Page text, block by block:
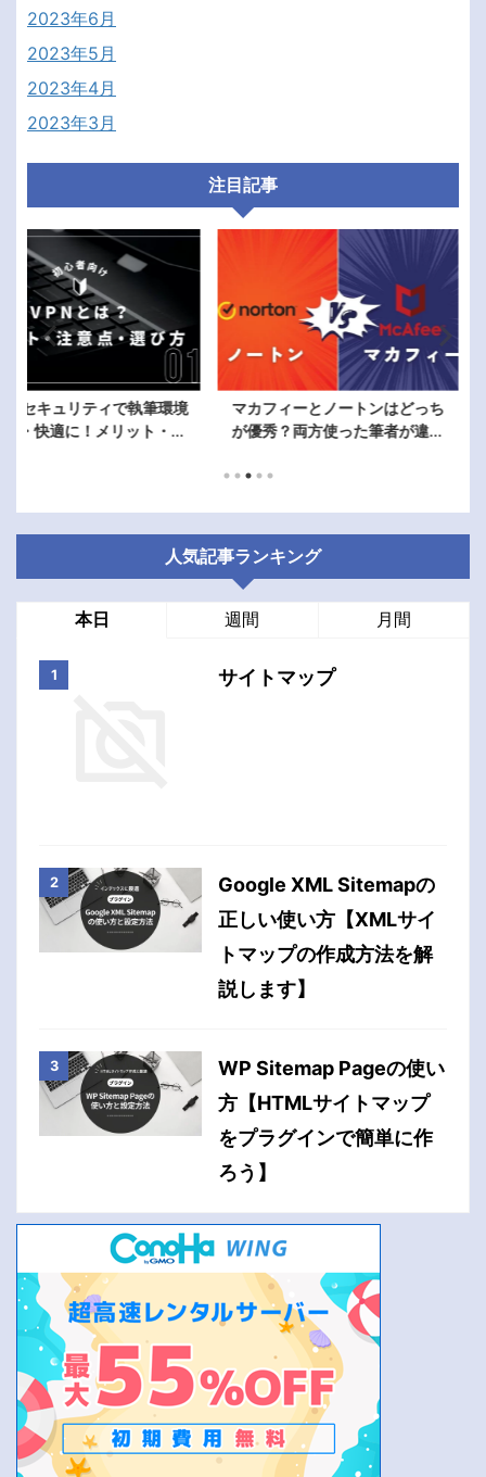
2023年6月
2023年5月
2023年4月
2023年3月
注目記事
で執筆環境
リット・注
マカフィーとノートンはどっち
が優秀？両方使った筆者が違い
マカフィー
ルプロテク
人気記事ランキング
本日 週間 月間
サイトマップ
Google XML Sitemapの
正しい使い方【XMLサイ
トマップの作成方法を解
説します】
WP Sitemap Pageの使い
方【HTMLサイトマップ
をプラグインで簡単に作
ろう】